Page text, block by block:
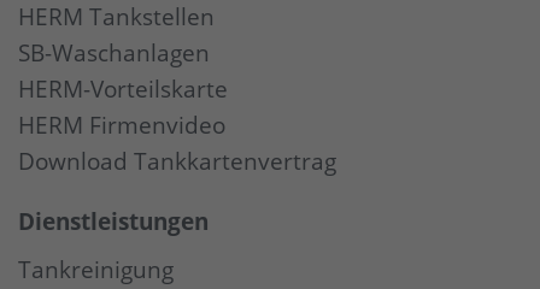
HERM Tankstellen
SB-Waschanlagen
HERM-Vorteilskarte
HERM Firmenvideo
Download Tankkartenvertrag
Dienstleistungen
Tankreinigung